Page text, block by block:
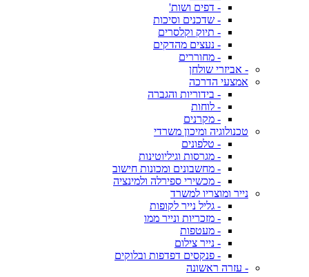
- דפים ושות'
- שדכנים וסיכות
- תיוק וקלסרים
- נעצים מהדקים
- מחוררים
- אביזרי שולחן
אמצעי הדרכה
- בידוריות והגברה
- לוחות
- מקרנים
טכנולוגיה ומיכון משרדי
- טלפונים
- מגרסות וגיליוטינות
- מחשבונים ומכונות חישוב
- מכשירי ספירלה ולמינציה
נייר ומוצריו למשרד
- גליל נייר לקופות
- מזכריות ונייר ממו
- מעטפות
- נייר צילום
- פנקסים דפדפות ובלוקים
- עזרה ראשונה